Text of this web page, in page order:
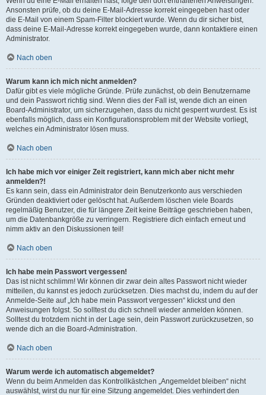
Ansonsten prüfe, ob du deine E-Mail-Adresse korrekt eingegeben hast oder
die E-Mail von einem Spam-Filter blockiert wurde. Wenn du dir sicher bist,
dass deine E-Mail-Adresse korrekt eingegeben wurde, dann kontaktiere einen
Administrator.
Nach oben
Warum kann ich mich nicht anmelden?
Dafür gibt es viele mögliche Gründe. Prüfe zunächst, ob dein Benutzername
und dein Passwort richtig sind. Wenn dies der Fall ist, wende dich an einen
Board-Administrator, um sicherzugehen, dass du nicht gesperrt wurdest. Es ist
ebenfalls möglich, dass ein Konfigurationsproblem mit der Website vorliegt,
welches ein Administrator lösen muss.
Nach oben
Ich habe mich vor einiger Zeit registriert, kann mich aber nicht mehr
anmelden?!
Es kann sein, dass ein Administrator dein Benutzerkonto aus verschieden
Gründen deaktiviert oder gelöscht hat. Außerdem löschen viele Boards
regelmäßig Benutzer, die für längere Zeit keine Beiträge geschrieben haben,
um die Datenbankgröße zu verringern. Registriere dich einfach erneut und
nimm aktiv an den Diskussionen teil!
Nach oben
Ich habe mein Passwort vergessen!
Das ist nicht schlimm! Wir können dir zwar dein altes Passwort nicht wieder
mitteilen, du kannst es jedoch zurücksetzen. Dies machst du, indem du auf der
Anmelde-Seite auf „Ich habe mein Passwort vergessen“ klickst und den
Anweisungen folgst. So solltest du dich schnell wieder anmelden können.
Solltest du trotzdem nicht in der Lage sein, dein Passwort zurückzusetzen, so
wende dich an die Board-Administration.
Nach oben
Warum werde ich automatisch abgemeldet?
Wenn du beim Anmelden das Kontrollkästchen „Angemeldet bleiben“ nicht
auswählst, wirst du nur für eine Sitzung angemeldet. Dies verhindert den